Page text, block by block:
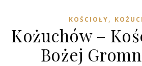
KOŚCIOŁY,
Kożuchów –
Bożej